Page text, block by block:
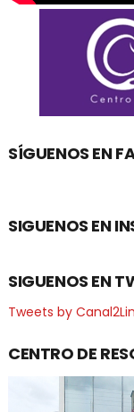
SÍGUENOS EN
SIGUENOS EN
SIGUENOS EN
Tweets by
CENTRO DE